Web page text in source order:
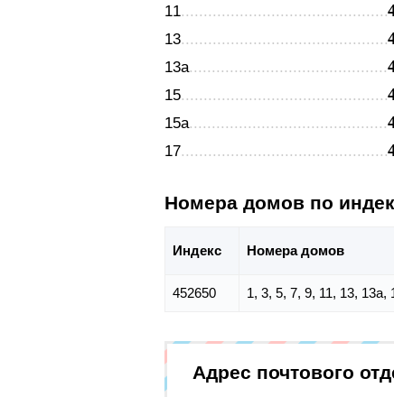
11
13
13а
15
15а
17
Номера домов по
Индекс Номера домов
452650 1, 3, 5, 7, 9, 11, 13, 13а,
Адрес почтового